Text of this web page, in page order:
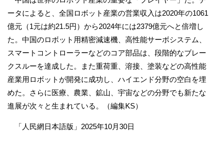
ータによると、全国ロボット産業の営業収入は2020年の1061
億元（1元は約21.5円）から2024年には2379億元へと倍増し
た。中国のロボット用精密減速機、高性能サーボシステム、
スマートコントローラーなどのコア部品は、段階的なブレー
クスルーを達成した。また重荷重、溶接、塗装などの高性能
産業用ロボットが開発に成功し、ハイエンド分野の空白を埋
めた。さらに医療、農業、鉱山、宇宙などの分野でも新たな
進展が次々と生まれている。（編集KS）
「人民網日本語版」2025年10月30日